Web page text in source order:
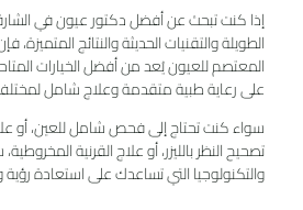
إذا كنت تبحث عن أفضل دكتور عيون في
الطويلة والتقنيات الحديثة والنتائج المتميزة،
المعتصم للعيون يُعد من أفضل الخيارات
على رعاية طبية متقدمة وعلاج شامل
سواء كنت تحتاج إلى فحص شامل للعين، أو
تصحيح النظر بالليزر، أو علاج القرنية
والتكنولوجيا التي تساعدك على استعادة